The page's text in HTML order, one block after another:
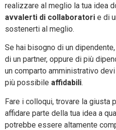
realizzare al meglio la tua idea
avvalerti di collaboratori e di
sostenerti al meglio.
Se hai bisogno di un
di un partner, oppure di più
un comparto amministrativo
più possibile affidabili.
Fare i colloqui, trovare la giusta
affidare parte della tua idea a
potrebbe essere altamente